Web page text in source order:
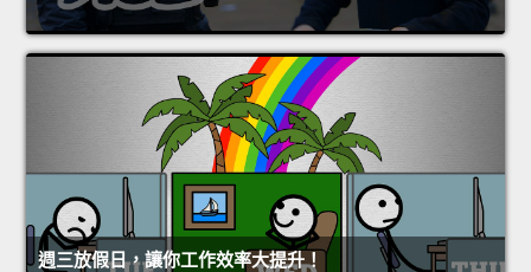
週三放假日，讓你工作效率大提升！